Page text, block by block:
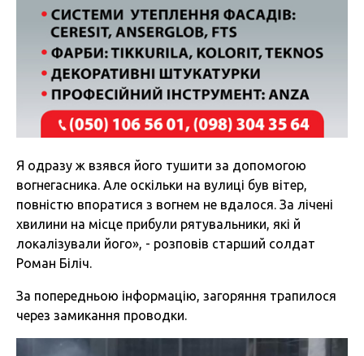
Я одразу ж взявся його тушити за допомогою
вогнегасника. Але оскільки на вулиці був вітер,
повністю впоратися з вогнем не вдалося. За лічені
хвилини на місце прибули рятувальники, які й
локалізували його», - розповів старший солдат
Роман Біліч.
За попередньою інформацію, загоряння трапилося
через замикання проводки.